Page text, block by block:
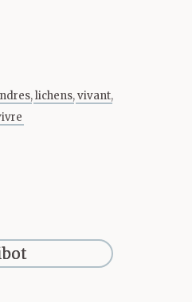
y avait à
pas
la peine.
lichens vivant